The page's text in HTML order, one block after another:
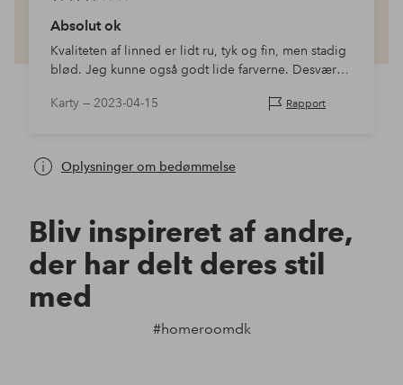
Absolut ok
Kvaliteten af linned er lidt ru, tyk og fin, men stadig
blød. Jeg kunne også godt lide farverne. Desværre
fordi jeg vaskede dem før brug,…
Karty — 2023-04-15 Rapport
Oplysninger om bedømmelse
Bliv inspireret af andre,
der har delt deres stil
med
#homeroomdk